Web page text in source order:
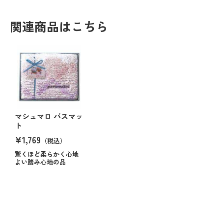
関連商品はこちら
マシュマロ バスマッ
ト
¥1,769 （税込）
驚くほど柔らかく心地
よい踏み心地の品